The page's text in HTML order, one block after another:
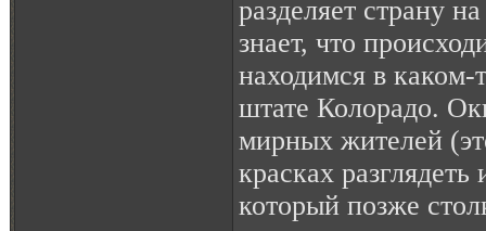
разделяет страну
знает, что
находимся в каком-
штате Колорадо.
мирных жителей
красках разглядеть
который позже